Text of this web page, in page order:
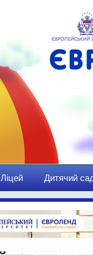
Ліцей Дитячий